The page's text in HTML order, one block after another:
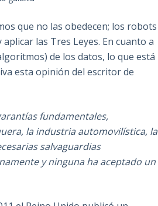
que no las obedecen; los robots
las Tres Leyes. En cuanto a
de los datos, lo que está
esta opinión del escritor de
fundamentales,
la industria automovilística, la
salvaguardias
y ninguna ha aceptado un